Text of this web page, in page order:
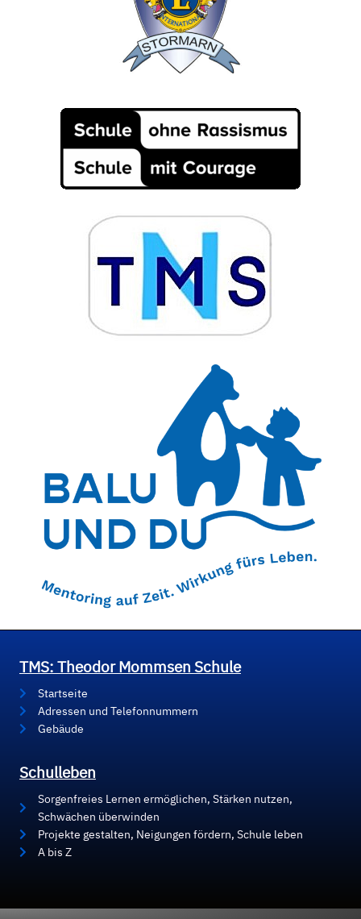
TMS: Theodor Mommsen Schule
Startseite
Adressen und Telefonnummern
Gebäude
Schulleben
Sorgenfreies Lernen ermöglichen, Stärken nutzen,
Schwächen überwinden
Projekte gestalten, Neigungen fördern, Schule leben
A bis Z